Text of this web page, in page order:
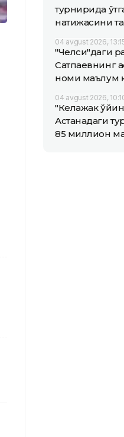
турнирида
натижасини
04 avgust 2026,
"Челси"даги
Сатпаевнинг
номи маълум
04 avgust 2026,
"Келажак
Астанадаги
85 миллион